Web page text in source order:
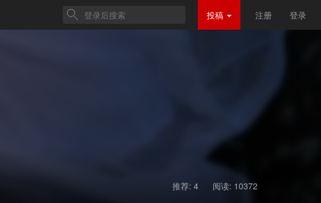
投稿 注册 登录
推荐: 4 阅读: 10372